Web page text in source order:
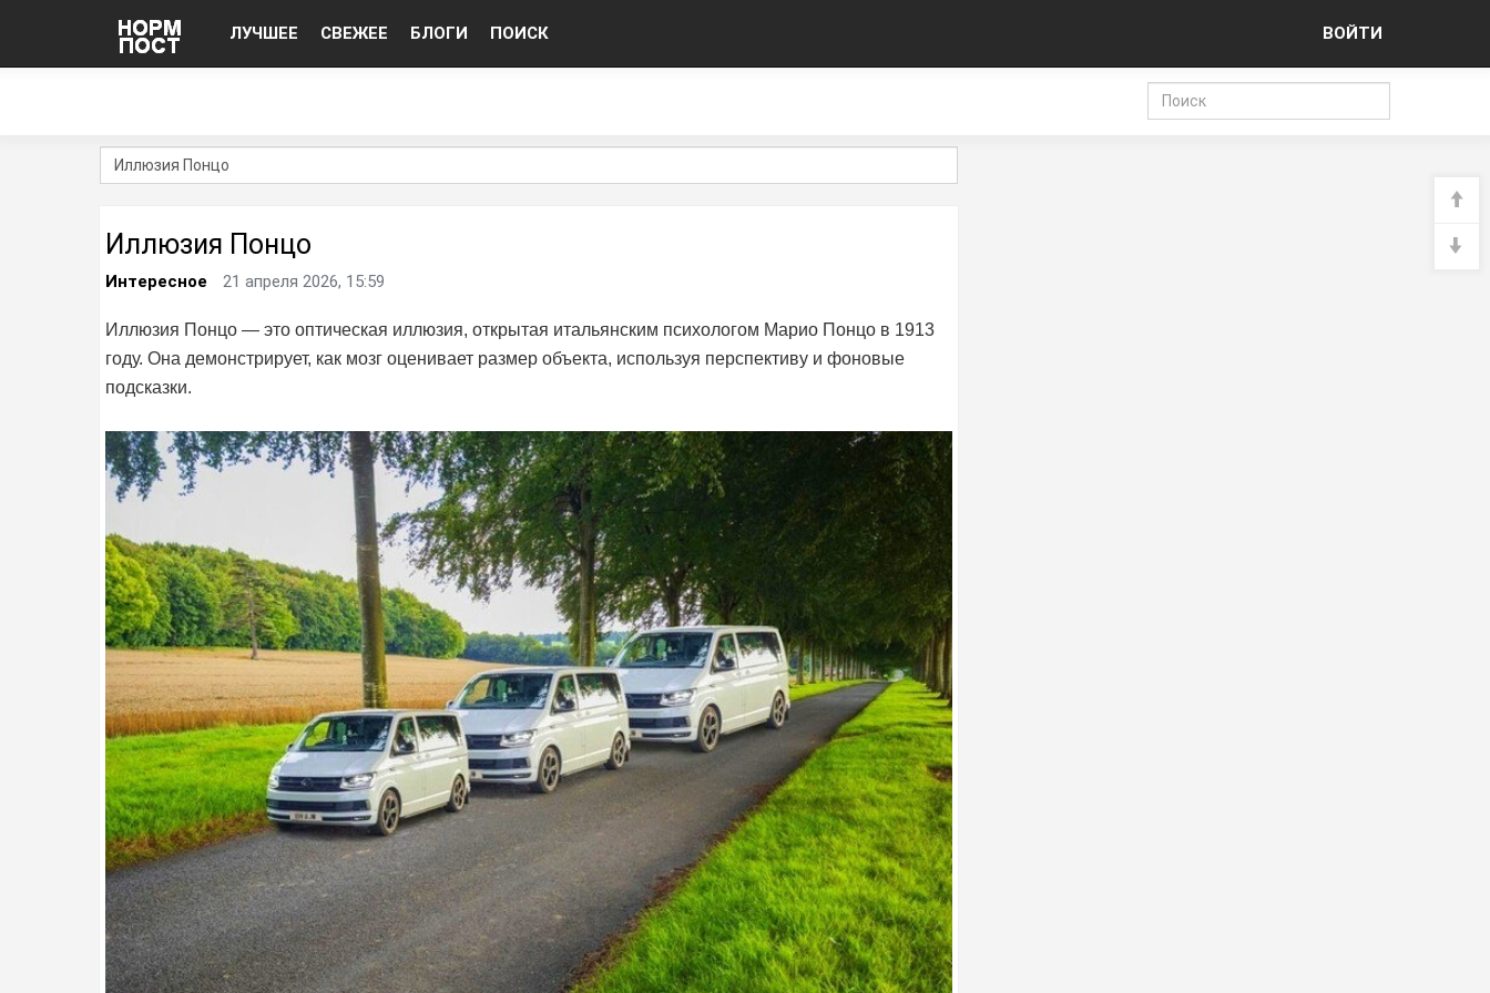
ЛУЧШЕЕ СВЕЖЕЕ БЛОГИ ПОИСК ВОЙТИ
Иллюзия Понцо
Интересное 21 апреля 2026, 15:59
Иллюзия Понцо — это оптическая иллюзия, открытая итальянским психологом Марио Понцо в 1913
году. Она демонстрирует, как мозг оценивает размер объекта, используя перспективу и фоновые
подсказки.